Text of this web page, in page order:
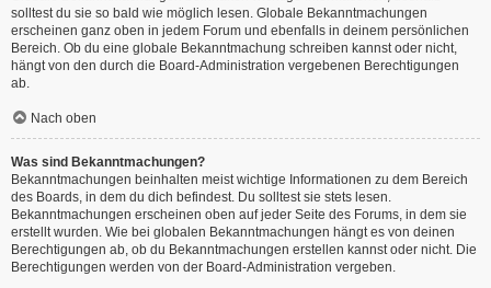
solltest du sie so bald wie möglich lesen. Globale Bekanntmachungen
erscheinen ganz oben in jedem Forum und ebenfalls in deinem persönlichen
Bereich. Ob du eine globale Bekanntmachung schreiben kannst oder nicht,
hängt von den durch die Board-Administration vergebenen Berechtigungen
ab.
Nach oben
Was sind Bekanntmachungen?
Bekanntmachungen beinhalten meist wichtige Informationen zu dem Bereich
des Boards, in dem du dich befindest. Du solltest sie stets lesen.
Bekanntmachungen erscheinen oben auf jeder Seite des Forums, in dem sie
erstellt wurden. Wie bei globalen Bekanntmachungen hängt es von deinen
Berechtigungen ab, ob du Bekanntmachungen erstellen kannst oder nicht. Die
Berechtigungen werden von der Board-Administration vergeben.